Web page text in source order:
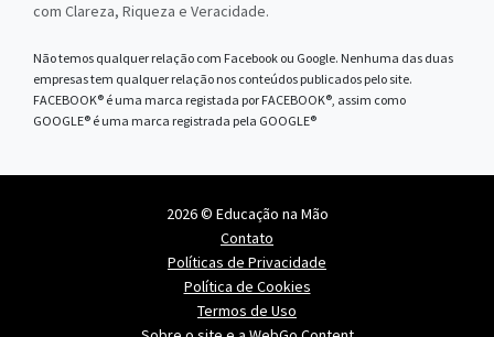
com Clareza, Riqueza e Veracidade.
Não temos qualquer relação com Facebook ou Google. Nenhuma das duas
empresas tem qualquer relação nos conteúdos publicados pelo site.
FACEBOOK® é uma marca registada por FACEBOOK®, assim como
GOOGLE® é uma marca registrada pela GOOGLE®
2026 © Educação na Mão
Contato
Políticas de Privacidade
Política de Cookies
Termos de Uso